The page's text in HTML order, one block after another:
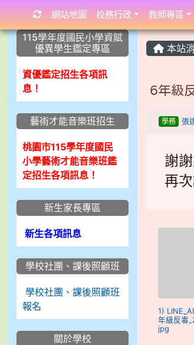
:::
本站
6年級
學務 張
謝
再
1)
年級反毒
jpg
:::115學年度國民小學資賦
優異學生鑑定專區
資優鑑定招生各項訊
息！
藝術才能音樂班招生
桃園市115學年度國民
小學藝術才能音樂班鑑
定招生各項訊息！
新生家長專區
新生各項訊息
學校社團、課後照顧班
學校社團、課後照顧班
報名
關於學校
::: 網站地圖 校務行政 教師專區